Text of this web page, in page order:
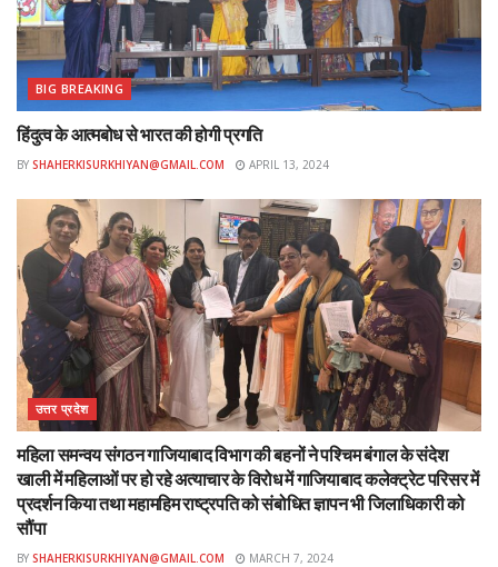
BIG BREAKING
हिंदुत्व के आत्मबोध से भारत की होगी प्रगति
BY SHAHERKISURKHIYAN@GMAIL.COM APRIL 13, 2024
उत्तर प्रदेश
महिला समन्वय संगठन गाजियाबाद विभाग की बहनों ने पश्चिम बंगाल के संदेश
खाली में महिलाओं पर हो रहे अत्याचार के विरोध में गाजियाबाद कलेक्ट्रेट परिसर में
प्रदर्शन किया तथा महामहिम राष्ट्रपति को संबोधित ज्ञापन भी जिलाधिकारी को
सौंपा
BY SHAHERKISURKHIYAN@GMAIL.COM MARCH 7, 2024